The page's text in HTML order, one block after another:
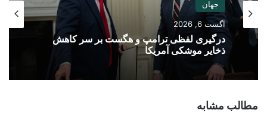
جهان
آگست 6, 2026
درگیری لفظی ترامپ و هگست بر سر کاهش
ذخایر موشکی آمریکا
مطالب مشابه